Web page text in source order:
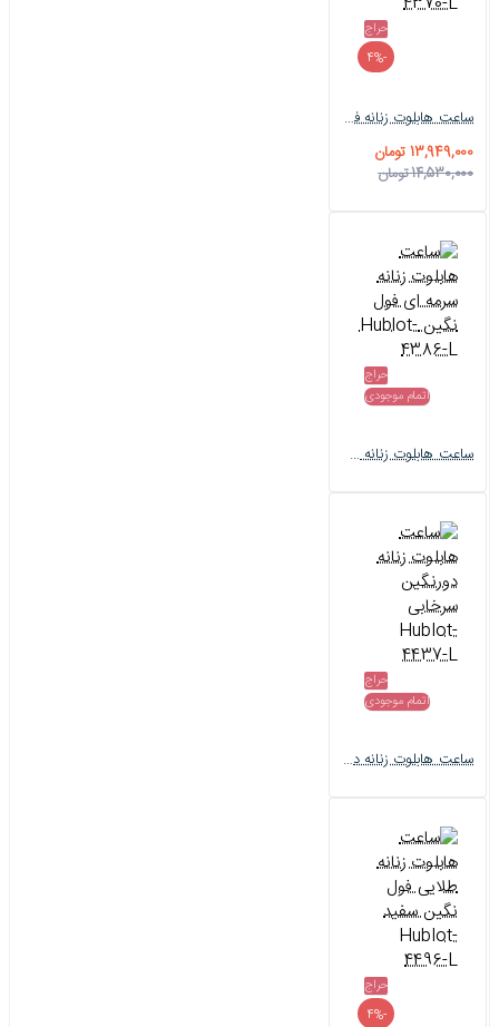
حراج
-4%
ساعت هابلوت زنانه فول نگین سیلور مشکی Hublot-4370-L
13,949,000 تومان
14,530,000 تومان
حراج
اتمام موجودی
ساعت هابلوت زنانه سرمه ای فول نگین Hublot-4386-L
حراج
اتمام موجودی
ساعت هابلوت زنانه دورنگین سرخابی Hublot-4437-L
حراج
-4%